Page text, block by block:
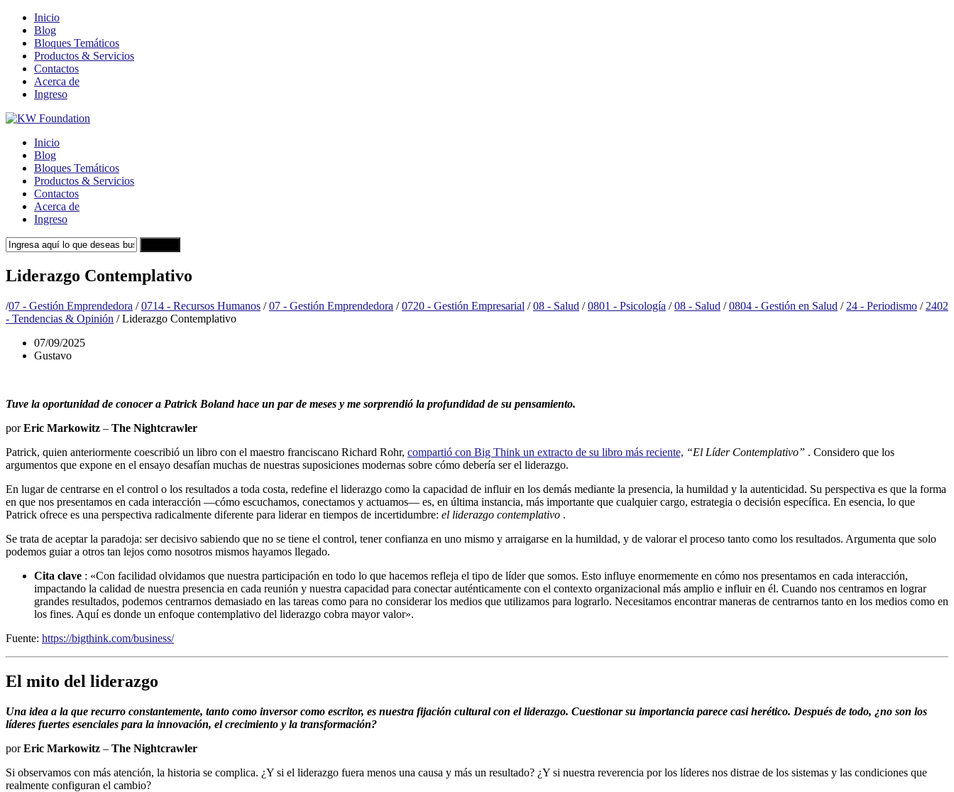
Inicio
Blog
Bloques Temáticos
Productos & Servicios
Contactos
Acerca de
Ingreso
Inicio
Blog
Bloques Temáticos
Productos & Servicios
Contactos
Acerca de
Ingreso
Liderazgo Contemplativo
/07 - Gestión Emprendedora / 0714 - Recursos Humanos / 07 - Gestión Emprendedora / 0720 - Gestión Empresarial / 08 - Salud / 0801 - Psicología / 08 - Salud / 0804 - Gestión en Salud / 24 - Periodismo / 2402
- Tendencias & Opinión /Liderazgo Contemplativo
07/09/2025
Gustavo
Tuve la oportunidad de conocer a Patrick Boland hace un par de meses y me sorprendió la profundidad de su pensamiento.
porEric Markowitz – The Nightcrawler
Patrick, quien anteriormente coescribió un libro con el maestro franciscano Richard Rohr, compartió con Big Think un extracto de su libro más reciente, “El Líder Contemplativo” . Considero que los
argumentos que expone en el ensayo desafían muchas de nuestras suposiciones modernas sobre cómo debería ser el liderazgo.
En lugar de centrarse en el control o los resultados a toda costa, redefine el liderazgo como la capacidad de influir en los demás mediante la presencia, la humildad y la autenticidad. Su perspectiva es que la forma
en que nos presentamos en cada interacción —cómo escuchamos, conectamos y actuamos— es, en última instancia, más importante que cualquier cargo, estrategia o decisión específica. En esencia, lo que
Patrick ofrece es una perspectiva radicalmente diferente para liderar en tiempos de incertidumbre: el liderazgo contemplativo .
Se trata de aceptar la paradoja: ser decisivo sabiendo que no se tiene el control, tener confianza en uno mismo y arraigarse en la humildad, y de valorar el proceso tanto como los resultados. Argumenta que solo
podemos guiar a otros tan lejos como nosotros mismos hayamos llegado.
Cita clave : «Con facilidad olvidamos que nuestra participación en todo lo que hacemos refleja el tipo de líder que somos. Esto influye enormemente en cómo nos presentamos en cada interacción,
impactando la calidad de nuestra presencia en cada reunión y nuestra capacidad para conectar auténticamente con el contexto organizacional más amplio e influir en él. Cuando nos centramos en lograr
grandes resultados, podemos centrarnos demasiado en las tareas como para no considerar los medios que utilizamos para lograrlo. Necesitamos encontrar maneras de centrarnos tanto en los medios como en
los fines. Aquí es donde un enfoque contemplativo del liderazgo cobra mayor valor».
Fuente: https://bigthink.com/business/
El mito del liderazgo
Una idea a la que recurro constantemente, tanto como inversor como escritor, es nuestra fijación cultural con el liderazgo. Cuestionar su importancia parece casi herético. Después de todo, ¿no son los
líderes fuertes esenciales para la innovación, el crecimiento y la transformación?
porEric Markowitz – The Nightcrawler
Si observamos con más atención, la historia se complica. ¿Y si el liderazgo fuera menos una causa y más un resultado? ¿Y si nuestra reverencia por los líderes nos distrae de los sistemas y las condiciones que
realmente configuran el cambio?